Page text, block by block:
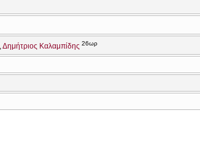
Δημήτριος Καλαμπίδης 26ωρ